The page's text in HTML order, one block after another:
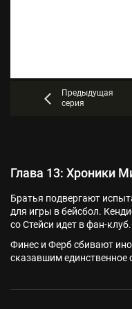
Предыдущая
серия
Глава 13: Хроники
Братья подвергают
для игры в бейсбол.
со Стейси идет в фан-клуб.
Финес и Ферб сбивают
сказавшим единственное